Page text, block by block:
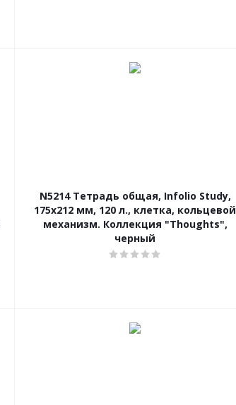
N5214 Тетрадь общая, Infolio Study,
175х212 мм, 120 л., клетка, кольцевой
механизм. Коллекция "Thoughts",
черный